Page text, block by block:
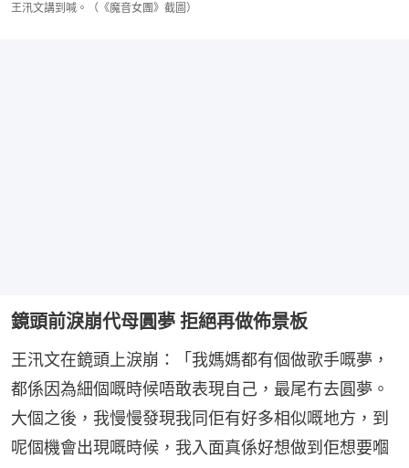
王汛文講到喊。（《魔音女團》截圖）
鏡頭前淚崩代母圓夢 拒絕再做佈景板
王汛文在鏡頭上淚崩：「我媽媽都有個做歌手嘅夢，
都係因為細個嘅時候唔敢表現自己，最尾冇去圓夢。
大個之後，我慢慢發現我同佢有好多相似嘅地方，到
呢個機會出現嘅時候，我入面真係好想做到佢想要嗰